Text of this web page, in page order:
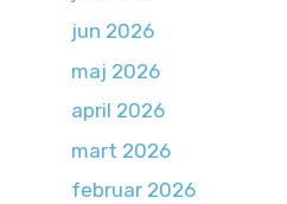
jun 2026
maj 2026
april 2026
mart 2026
februar 2026